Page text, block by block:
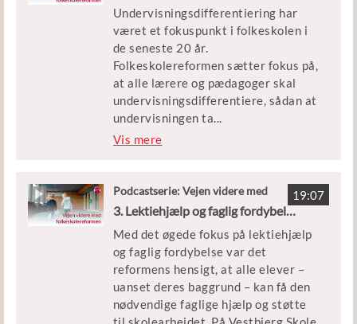
folkeskolereformen her:
https://www.vive.dk/da/udgivelser/den-
kommunale-styring-i-forbindelse-med-
folkeskolereformen-14315/
Louise Schmidt, skoleleder på Læssøesgade
Skole i Aarhus
Irina Frello Hansen, indskolingsleder på
Læssøesgade Skole i Aarhus
Marie Busck, faglig leder på Læssøesgade
i Aarhus
Bente Bjørnholt, seniorforsker på VIVE –
Nationale Forsknings- og Analysecenter for
Du kan læse VIVE’s evalueringsrapport om
skoleledelse her:
https://www.vive.dk/da/udgivelser/
under-folkeskolereformen-14440/
Undervisningsdifferentiering har
været et fokuspunkt i folkeskolen i
de seneste 20 år.
Folkeskolereformen sætter fokus på,
at alle lærere og pædagoger skal
undervisningsdifferentiere, sådan at
undervisningen ta...
ger udgangspunkt i den enkelte
praktiseres forskelligt, men hvordan
ser undervisningen ud, hvis
elevernes skal have de faglige
udfordringer, de har brug for? Vi
besøger Kokkedal Skole i
Fredensborg Kommune, som har
succes med at differentiere, selvom
de har et bredt elevgrundlag.
Vis mere
19:07
Podcastserie: Vejen videre med
folkeskolereformen
3. Lektiehjælp og faglig fordybelse
Med det øgede fokus på lektiehjælp
og faglig fordybelse var det
reformens hensigt, at alle elever –
uanset deres baggrund – kan få den
nødvendige faglige hjælp og støtte